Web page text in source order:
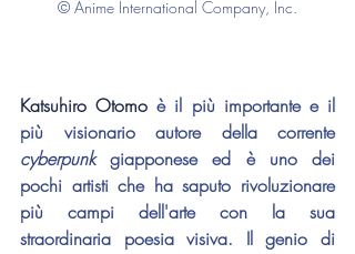
© Anime International Company, Inc.
Katsuhiro Otomo è il più importante e il
più visionario autore della corrente
cyberpunk giapponese ed è uno dei
pochi artisti che ha saputo rivoluzionare
più campi dell'arte con la sua
straordinaria poesia visiva. Il genio di